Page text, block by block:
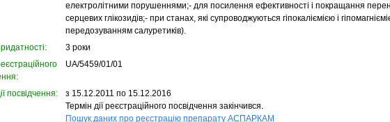
електролітними порушеннями;- для посилення ефективності і покращання
серцевих глікозидів;- при станах, які супроводжуються гіпокаліємією і
передозуванням салуретиків).
3 роки
UA/5459/01/01
посвідчення:
з 15.12.2011 по 15.12.2016
Термін дії реєстраційного посвідчення закінчився.
Пошук даних про реєстрацію препарату АСПАРКАМ